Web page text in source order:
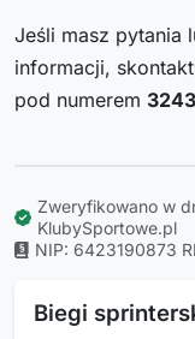
Jeśli masz pytania
informacji,
pod numerem
Zweryfikowano w
KlubySportowe.pl
NIP: 6423190873
Biegi